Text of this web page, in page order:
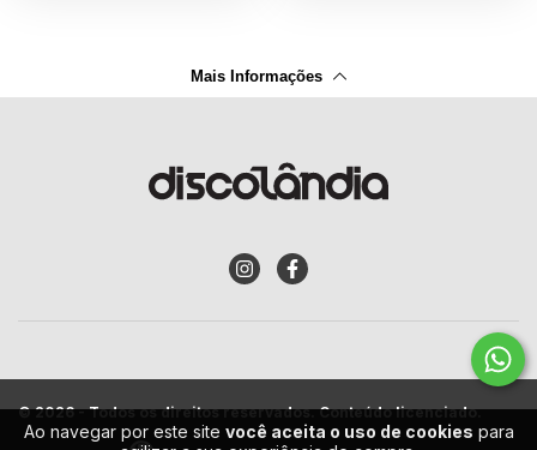
Ao navegar por este site você aceita o uso de cookies para
Mais Informações
© 2026 - Todos os direitos reservados. Conteúdo licenciado.